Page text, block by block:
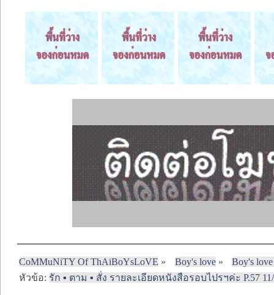
CoMMuNiTY Of ThAiBoYsLoVE » Boy's love»
Boy's
หัวข้อ:รัก ▪️ ตาม ▪️ สั่ง รายละเอียดหนังสือรอบไปรฯค่ะ P.57